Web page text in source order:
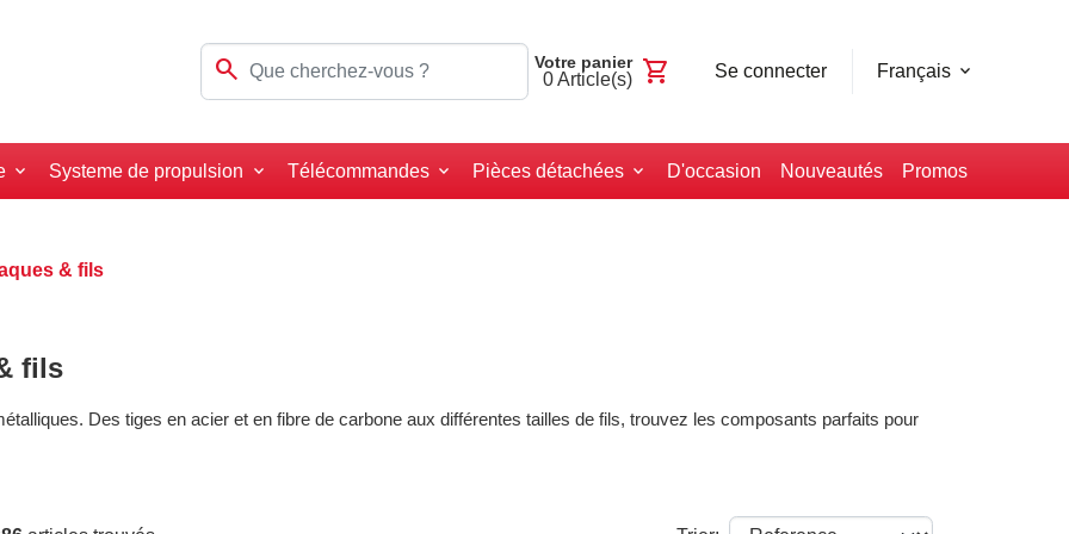
search Votre panier
0Article(s) shopping_cart Se connecter Français
Systeme de propulsion Télécommandes Pièces détachées D'occasion Nouveautés Promos
& fils
fils
Des tiges en acier et en fibre de carbone aux différentes tailles de fils, trouvez les composants parfaits pour